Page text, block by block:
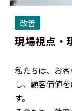
改善
現場視点・
私たちは、お
し、顧客価値
す。